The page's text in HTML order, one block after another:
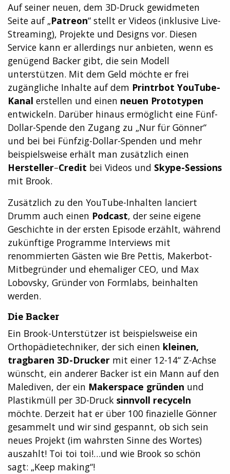
Auf seiner neuen, dem 3D-Druck gewidmeten
Seite auf „Patreon“ stellt er Videos (inklusive Live-
Streaming), Projekte und Designs vor. Diesen
Service kann er allerdings nur anbieten, wenn es
genügend Backer gibt, die sein Modell
unterstützen. Mit dem Geld möchte er frei
zugängliche Inhalte auf dem Printrbot YouTube-
Kanal erstellen und einen neuen Prototypen
entwickeln. Darüber hinaus ermöglicht eine Fünf-
Dollar-Spende den Zugang zu „Nur für Gönner“
und bei bei Fünfzig-Dollar-Spenden und mehr
beispielsweise erhält man zusätzlich einen
Hersteller–Credit bei Videos und Skype-Sessions
mit Brook.
Zusätzlich zu den YouTube-Inhalten lanciert
Drumm auch einen Podcast, der seine eigene
Geschichte in der ersten Episode erzählt, während
zukünftige Programme Interviews mit
renommierten Gästen wie Bre Pettis, Makerbot-
Mitbegründer und ehemaliger CEO, und Max
Lobovsky, Gründer von Formlabs, beinhalten
werden.
Die Backer
Ein Brook-Unterstützer ist beispielsweise ein
Orthopädietechniker, der sich einen kleinen,
tragbaren 3D-Drucker mit einer 12-14“ Z-Achse
wünscht, ein anderer Backer ist ein Mann auf den
Malediven, der ein Makerspace gründen und
Plastikmüll per 3D-Druck sinnvoll recyceln
möchte. Derzeit hat er über 100 finazielle Gönner
gesammelt und wir sind gespannt, ob sich sein
neues Projekt (im wahrsten Sinne des Wortes)
auszahlt! Toi toi toi!…und wie Brook so schön
sagt: „Keep making“!